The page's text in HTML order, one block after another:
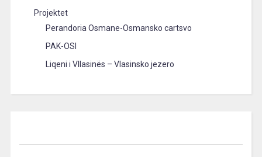
Projektet
Perandoria Osmane-Osmansko cartsvo
PAK-OSI
Liqeni i Vllasinës – Vlasinsko jezero